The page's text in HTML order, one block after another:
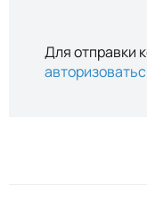
Для отправки